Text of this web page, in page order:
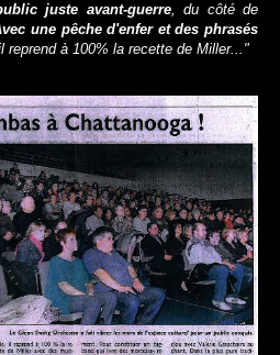
juste avant-guerre, du côté de
une pêche d'enfer et des phrasés
reprend à 100% la recette de Miller..."